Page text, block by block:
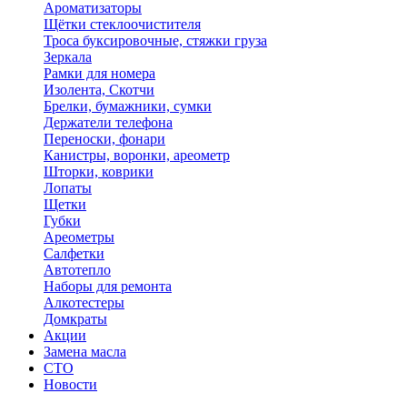
Ароматизаторы
Щётки стеклоочистителя
Троса буксировочные, стяжки груза
Зеркала
Рамки для номера
Изолента, Скотчи
Брелки, бумажники, сумки
Держатели телефона
Переноски, фонари
Канистры, воронки, ареометр
Шторки, коврики
Лопаты
Щетки
Губки
Ареометры
Салфетки
Автотепло
Наборы для ремонта
Алкотестеры
Домкраты
Акции
Замена масла
СТО
Новости